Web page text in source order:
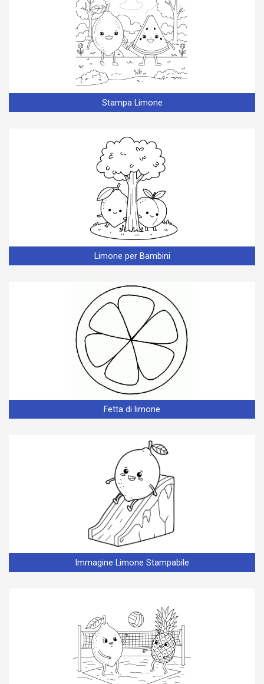
Stampa Limone
Limone per Bambini
Fetta di limone
Immagine Limone Stampabile